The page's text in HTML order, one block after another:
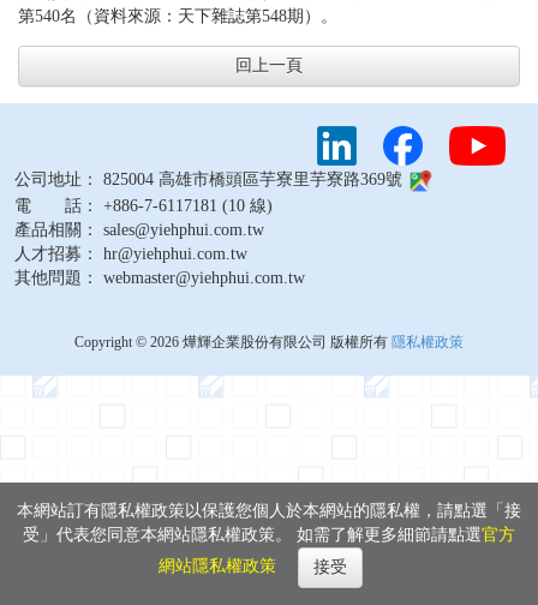
第540名（資料來源：天下雜誌第548期）。
回上一頁
公司地址： 825004 高雄市橋頭區芋寮里芋寮路369號
電 話： +886-7-6117181 (10 線)
產品相關： sales@yiehphui.com.tw
人才招募： hr@yiehphui.com.tw
其他問題： webmaster@yiehphui.com.tw
Copyright © 2026 燁輝企業股份有限公司 版權所有 隱私權政策
本網站訂有隱私權政策以保護您個人於本網站的隱私權，請點選「接
受」代表您同意本網站隱私權政策。 如需了解更多細節請點選官方
網站隱私權政策
接受